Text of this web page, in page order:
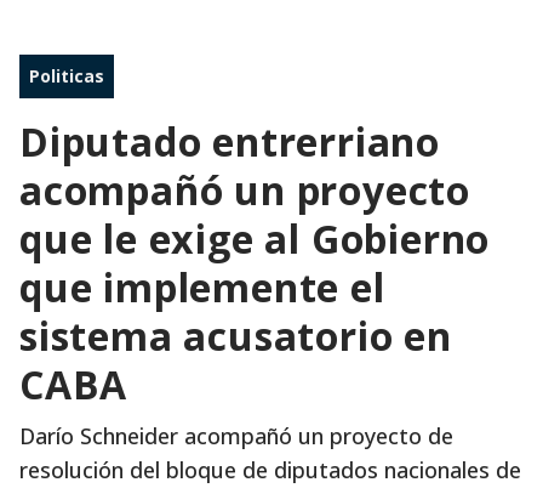
Politicas
Diputado entrerriano
acompañó un proyecto
que le exige al Gobierno
que implemente el
sistema acusatorio en
CABA
Darío Schneider acompañó un proyecto de
resolución del bloque de diputados nacionales de